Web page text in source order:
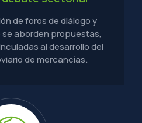
de foros de diálogo y
aborden propuestas,
al desarrollo del
de mercancías.